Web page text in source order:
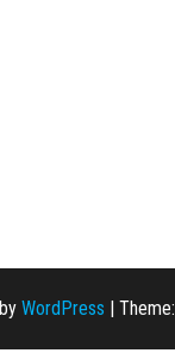
WordPress | Theme: